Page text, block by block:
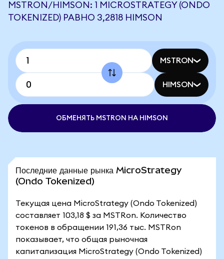
MSTRON/HIMSON: 1 MICROSTRATEGY (ONDO
TOKENIZED) РАВНО 3,2818 HIMSON
MSTRON
HIMSON
ОБМЕНЯТЬ MSTRON НА HIMSON
Последние данные рынка MicroStrategy
(Ondo Tokenized)
Текущая цена MicroStrategy (Ondo Tokenized)
составляет 103,18 $ за MSTRon. Количество
токенов в обращении 191,36 тыс. MSTRon
показывает, что общая рыночная
капитализация MicroStrategy (Ondo Tokenized)